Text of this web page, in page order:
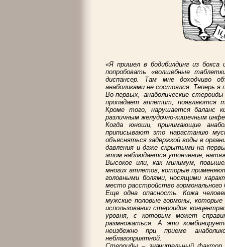
«Я пришел в бодибилдинг из
попробовать «волшебные
диспансер. Там мне доходчиво
анаболиками не состоялся. Теперь
Во-первых, анаболические
пропадает аппетит, появляются
Кроме того, нарушается баланс
различным желудочно-кишечным
Когда юноши, принимающие
приписывают это нарастанию
объясняться задержкой воды в
давления и даже скрытыми на
этом наблюдается утончение,
Высокое или, как минимум,
многих атлетов, которые
головными болями, носящими
место расстройство гормонального
Еще одна опасность. Кожа
мужские половые гормоны,
использовании стероидов
уровня, с которым может
размножаться. А это
неизбежно при приеме
неблагоприятной.